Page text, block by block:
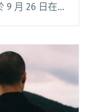
9 月 26 日在樂
不平靜水域成
團不平靜水
、Super